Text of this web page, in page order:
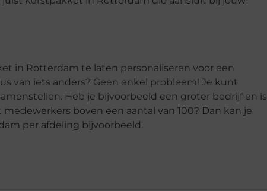
in Rotterdam te laten personaliseren voor een
van iets anders? Geen enkel probleem! Je kunt
Heb je bijvoorbeeld een groter bedrijf en is
boven een aantal van 100? Dan kan je
per afdeling bijvoorbeeld.